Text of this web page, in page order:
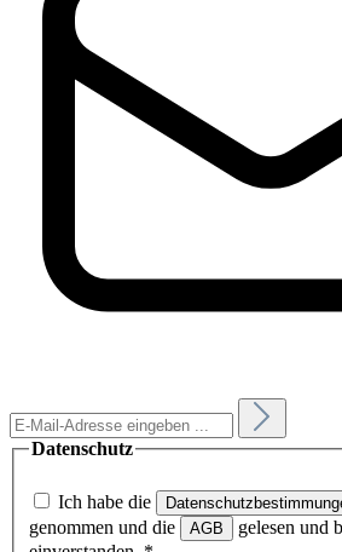
Datenschutz
Ich habe die
genommen und die
AGB
gelesen und